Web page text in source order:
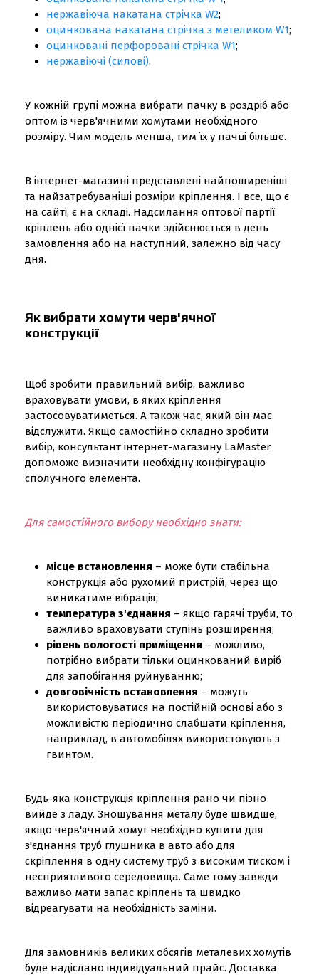
нержавіюча накатана стрічка W2;
оцинкована накатана стрічка з метеликом W1;
оцинковані перфоровані стрічка W1;
нержавіючі (силові).
У кожній групі можна вибрати пачку в роздріб або
оптом із черв'ячними хомутами необхідного
розміру. Чим модель менша, тим їх у пачці більше.
В інтернет-магазині представлені найпоширеніші
та найзатребуваніші розміри кріплення. І все, що є
на сайті, є на складі. Надсилання оптової партії
кріплень або однієї пачки здійснюється в день
замовлення або на наступний, залежно від часу
дня.
Як вибрати хомути черв'ячної
конструкції
Щоб зробити правильний вибір, важливо
враховувати умови, в яких кріплення
застосовуватиметься. А також час, який він має
відслужити. Якщо самостійно складно зробити
вибір, консультант інтернет-магазину LaMaster
допоможе визначити необхідну конфігурацію
сполучного елемента.
Для самостійного вибору необхідно знати:
місце встановлення – може бути стабільна
конструкція або рухомий пристрій, через що
виникатиме вібрація;
температура з'єднання – якщо гарячі труби, то
важливо враховувати ступінь розширення;
рівень вологості приміщення – можливо,
потрібно вибрати тільки оцинкований виріб
для запобігання руйнуванню;
довговічність встановлення – можуть
використовуватися на постійній основі або з
можливістю періодично слабшати кріплення,
наприклад, в автомобілях використовують з
гвинтом.
Будь-яка конструкція кріплення рано чи пізно
вийде з ладу. Зношування металу буде швидше,
якщо черв'ячний хомут необхідно купити для
з'єднання труб глушника в авто або для
скріплення в одну систему труб з високим тиском і
несприятливого середовища. Саме тому завжди
важливо мати запас кріплень та швидко
відреагувати на необхідність заміни.
Для замовників великих обсягів металевих хомутів
буде надіслано індивідуальний прайс. Доставка